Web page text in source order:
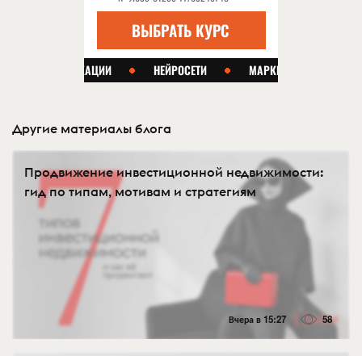
Другие материалы блога
Продвижение инвестиционной недвижимости:
гид по типам, мотивам и стратегиям
Вчера в 15:27 58